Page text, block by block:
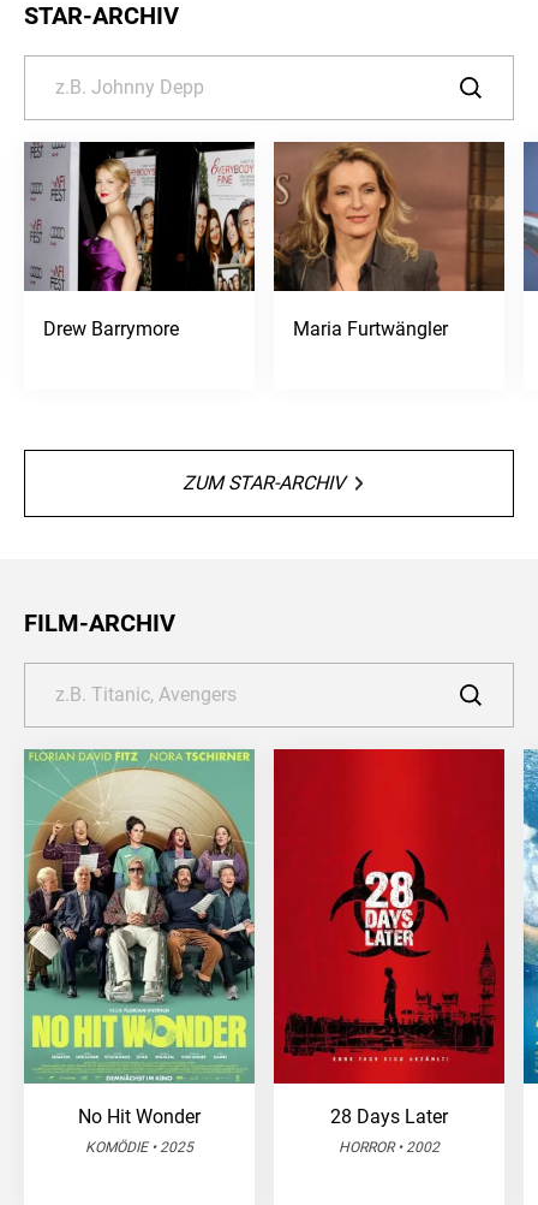
STAR-ARCHIV
Drew Barrymore Maria Furtwängler
ZUM STAR-ARCHIV
FILM-ARCHIV
No Hit Wonder
KOMÖDIE • 2025
28 Days Later
HORROR • 2002